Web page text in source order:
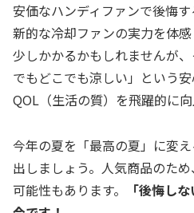
安価なハンディファンで後悔
新的な冷却ファンの実力を体
少しかかるかもしれませんが
でもどこでも涼しい」という
QOL（生活の質）を飛躍的に向
今年の夏を「最高の夏」に変
出しましょう。人気商品のた
可能性もあります。
「後悔し